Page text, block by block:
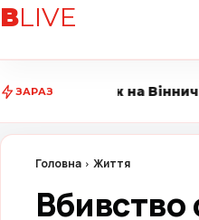
ВLIVE
ЗАРАЗ • Вінниця
Головна Життя